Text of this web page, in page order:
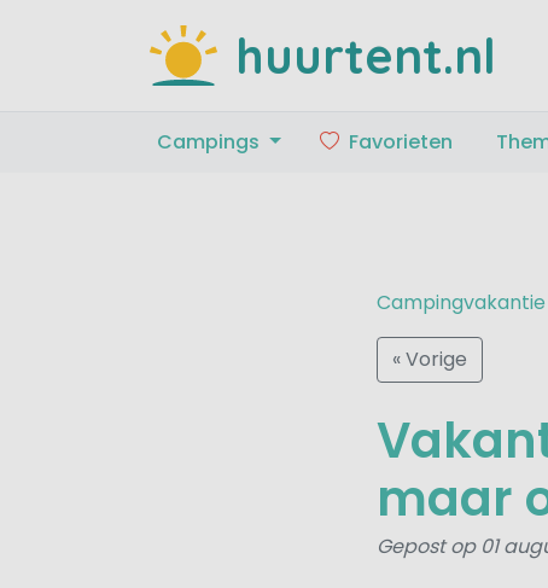
huurtent.nl
Campings Favorieten
Campingvakantie
« Vorige
maar
Gepost op 01